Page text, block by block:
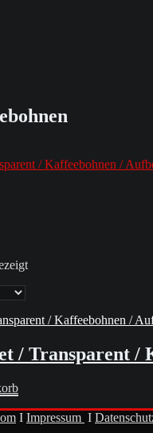
/ Kaffeebohnen /
/ Transparent /
I Impressum I